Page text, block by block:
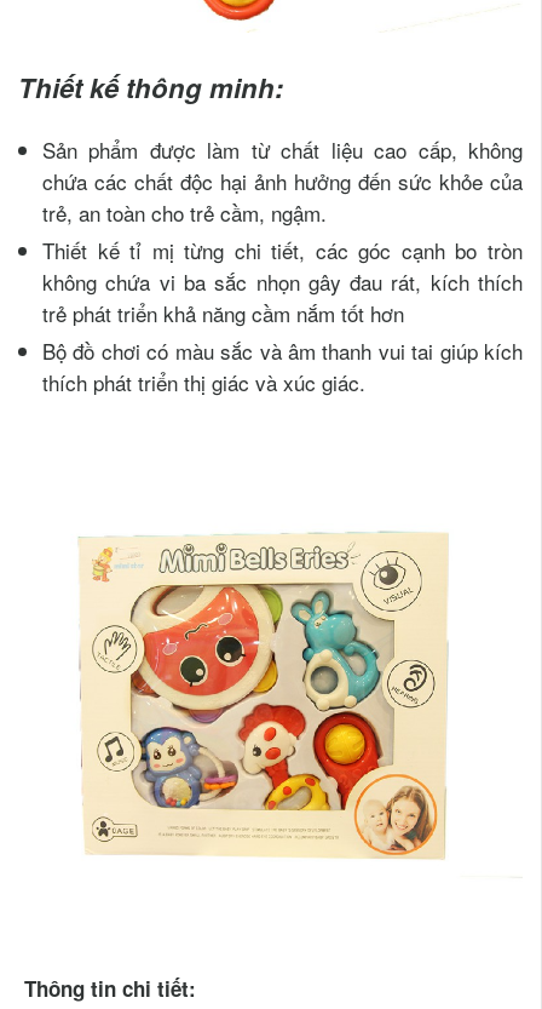
Thiết kế thông minh:
Sản phẩm được làm từ chất liệu cao cấp, không
chứa các chất độc hại ảnh hưởng đến sức khỏe của
trẻ, an toàn cho trẻ cầm, ngậm.
Thiết kế tỉ mị từng chi tiết, các góc cạnh bo tròn
không chứa vi ba sắc nhọn gây đau rát, kích thích
trẻ phát triển khả năng cầm nắm tốt hơn
Bộ đồ chơi có màu sắc và âm thanh vui tai giúp kích
thích phát triển thị giác và xúc giác.
Thông tin chi tiết: